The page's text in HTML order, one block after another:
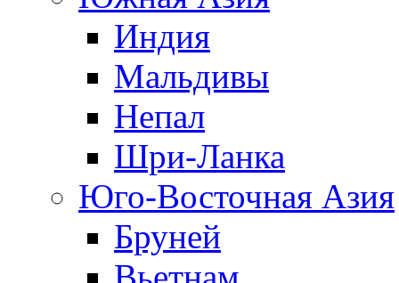
Индия
Мальдивы
Непал
Шри-Ланка
Юго-Восточная Азия
Бруней